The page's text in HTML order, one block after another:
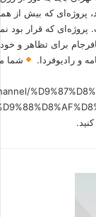
پروژه‌ای که بیش از
که قرار بود
برای تظاهر و
و رادیوفردا.
شما